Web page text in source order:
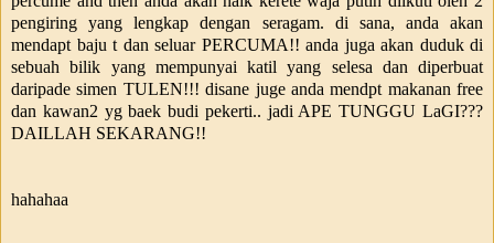
pengiring yang lengkap dengan seragam. di sana, anda akan
mendapt baju t dan seluar PERCUMA!! anda juga akan duduk di
sebuah bilik yang mempunyai katil yang selesa dan diperbuat
daripade simen TULEN!!! disane juge anda mendpt makanan free
dan kawan2 yg baek budi pekerti.. jadi APE TUNGGU LaGI???
DAILLAH SEKARANG!!
hahahaa